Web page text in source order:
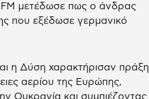
FM μετέδωσε πως ο άνδρας
που εξέδωσε γερμανικό
η Δύση χαρακτήρισαν πράξη
αερίου της Ευρώπης,
Ουκρανία και συμπιέζοντας